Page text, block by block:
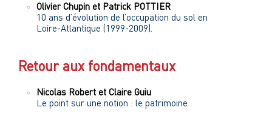
OlivierChupin et Patrick POTTIER
10 ans d’évolution de l’occupation du sol en
Loire-Atlantique (1999-2009).
Retour aux fondamentaux
Nicolas Robert et Claire Guiu
Le point sur une notion : le patrimoine